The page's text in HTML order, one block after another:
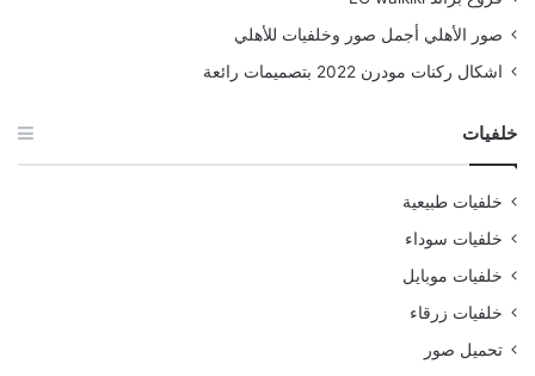
صور الأهلي أجمل صور وخلفيات للأهلي
اشكال ركنات مودرن 2022 بتصميمات رائعة
خلفيات
خلفيات طبيعية
خلفيات سوداء
خلفيات موبايل
خلفيات زرقاء
تحميل صور